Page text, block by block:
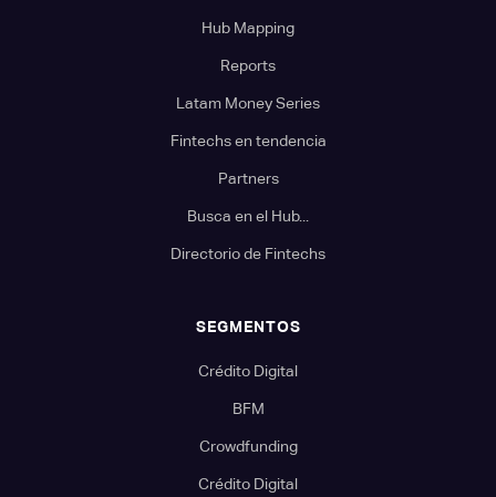
Hub Mapping
Reports
Latam Money Series
Fintechs en tendencia
Partners
Busca en el Hub...
Directorio de Fintechs
SEGMENTOS
Crédito Digital
BFM
Crowdfunding
Crédito Digital